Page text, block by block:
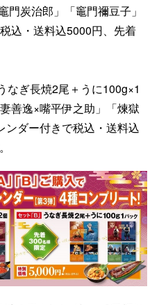
門炭治郎」「竈門禰豆子」
込・送料込5000円、先着
なぎ長焼2尾＋うに100g×1
善逸×嘴平伊之助」「煉獄
ンダー付きで税込・送料込